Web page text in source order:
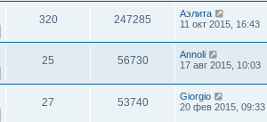
320 247285
Aэлита
11 окт 2015, 16:43
25 56730
Annoli
17 авг 2015, 10:03
27 53740
Giorgio
20 фев 2015, 09:33